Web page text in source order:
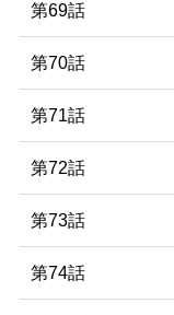
第69話
第70話
第71話
第72話
第73話
第74話